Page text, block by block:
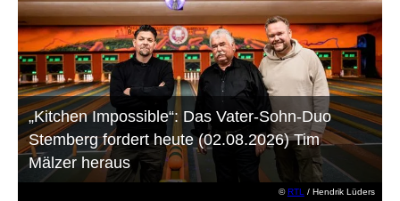
©RTL / Hendrik Lüders
„Kitchen Impossible“: Das Vater-Sohn-Duo
Stemberg fordert heute (02.08.2026) Tim
Mälzer heraus